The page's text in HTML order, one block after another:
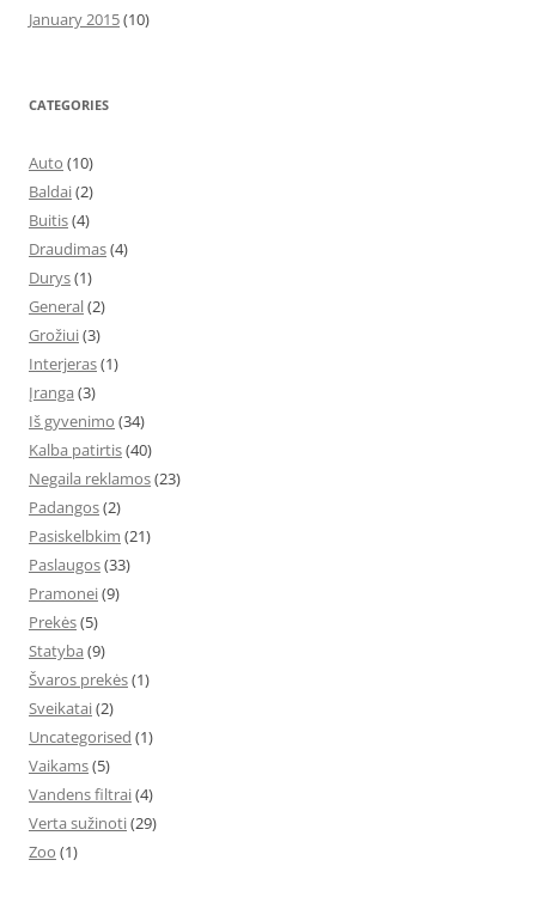
January 2015(10)
CATEGORIES
Auto (10)
Baldai(2)
Buitis(4)
Draudimas(4)
Durys(1)
General(2)
Grožiui(3)
Interjeras(1)
Įranga (3)
Iš gyvenimo (34)
Kalba patirtis(40)
Negaila reklamos(23)
Padangos(2)
Pasiskelbkim (21)
Paslaugos(33)
Pramonei(9)
Prekės(5)
Statyba (9)
Švaros prekės(1)
Sveikatai(2)
Uncategorised (1)
Vaikams(5)
Vandens filtrai(4)
Verta sužinoti(29)
Zoo (1)